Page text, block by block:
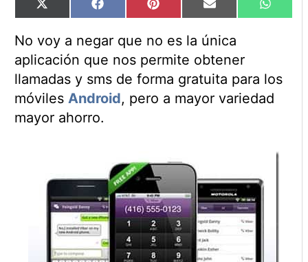
Compartir
en
X
(Twitter)
Compartir
en
Facebook Compartir
en
Pinterest Compartir
en
Email
en
No voy a negar que no es la única
aplicación que nos permite obtener
llamadas y sms de forma gratuita para los
móviles Android, pero a mayor variedad
mayor ahorro.